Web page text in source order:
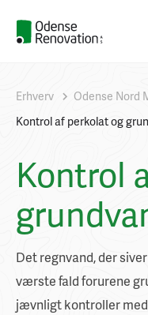
Erhverv
Odense Nord
Kontrol af perkolat og
Kontrol
Det regnvand, der
værste fald forurene
jævnligt kontroller